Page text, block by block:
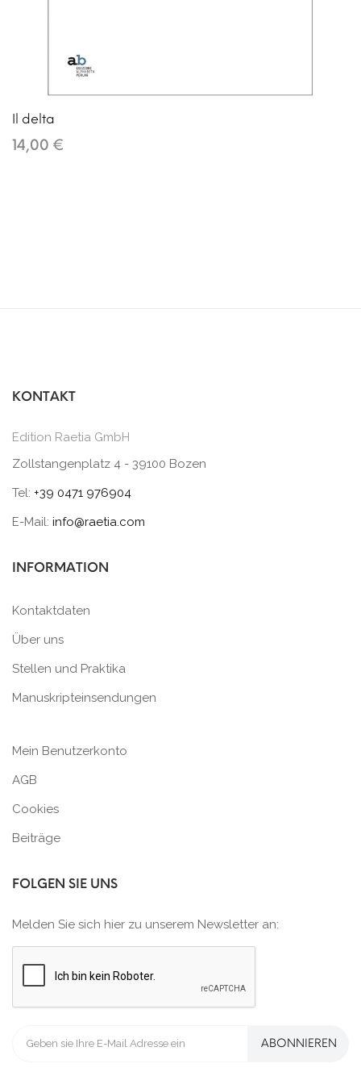
Il delta
14,00 €
KONTAKT
Edition Raetia GmbH
Zollstangenplatz 4 - 39100 Bozen
Tel: +39 0471 976904
E-Mail: info@raetia.com
INFORMATION
Kontaktdaten
Über uns
Stellen und Praktika
Manuskripteinsendungen
Mein Benutzerkonto
AGB
Cookies
Beiträge
FOLGEN SIE UNS
Melden Sie sich hier zu unserem Newsletter an:
ABONNIEREN